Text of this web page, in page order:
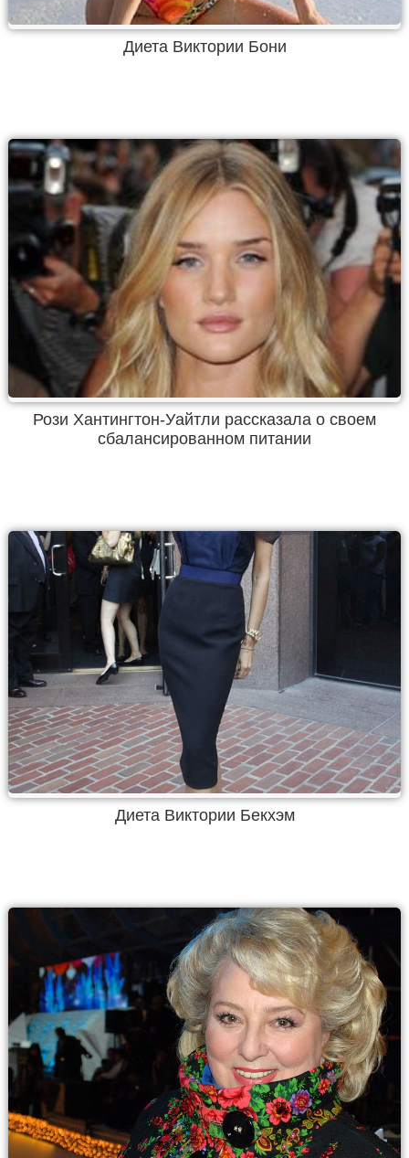
Диета Виктории Бони
Рози Хантингтон-Уайтли рассказала о своем
сбалансированном питании
Диета Виктории Бекхэм